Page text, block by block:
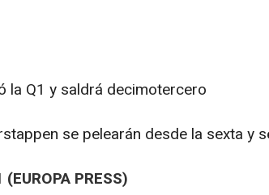
la Q1 y saldrá decimotercero
se pelearán desde la sexta y
PRESS)